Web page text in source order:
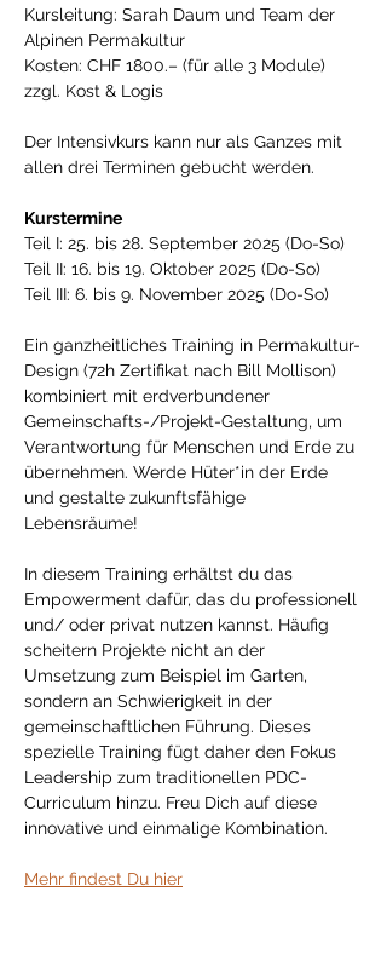
Kursleitung: Sarah Daum und Team der
Alpinen Permakultur
Kosten: CHF 1800.– (für alle 3 Module)
zzgl. Kost & Logis
Der Intensivkurs kann nur als Ganzes mit
allen drei Terminen gebucht werden.
Kurstermine
Teil I: 25. bis 28. September 2025 (Do-So)
Teil II: 16. bis 19. Oktober 2025 (Do-So)
Teil III: 6. bis 9. November 2025 (Do-So)
Ein ganzheitliches Training in Permakultur-
Design (72h Zertifikat nach Bill Mollison)
kombiniert mit erdverbundener
Gemeinschafts-/Projekt-Gestaltung, um
Verantwortung für Menschen und Erde zu
übernehmen. Werde Hüter*in der Erde
und gestalte zukunftsfähige
Lebensräume!
In diesem Training erhältst du das
Empowerment dafür, das du professionell
und/ oder privat nutzen kannst. Häufig
scheitern Projekte nicht an der
Umsetzung zum Beispiel im Garten,
sondern an Schwierigkeit in der
gemeinschaftlichen Führung. Dieses
spezielle Training fügt daher den Fokus
Leadership zum traditionellen PDC-
Curriculum hinzu. Freu Dich auf diese
innovative und einmalige Kombination.
Mehr findest Du hier